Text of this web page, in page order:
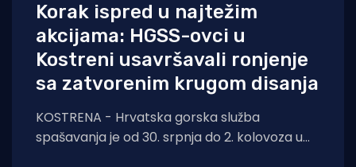
Korak ispred u najtežim
akcijama: HGSS-ovci u
Kostreni usavršavali ronjenje
sa zatvorenim krugom disanja
KOSTRENA - Hrvatska gorska služba
spašavanja je od 30. srpnja do 2. kolovoza u